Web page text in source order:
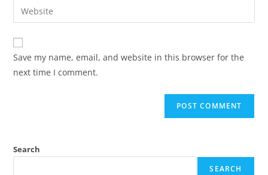
Save my name, email, and website in this browser for the
next time I comment.
Search
SEARCH